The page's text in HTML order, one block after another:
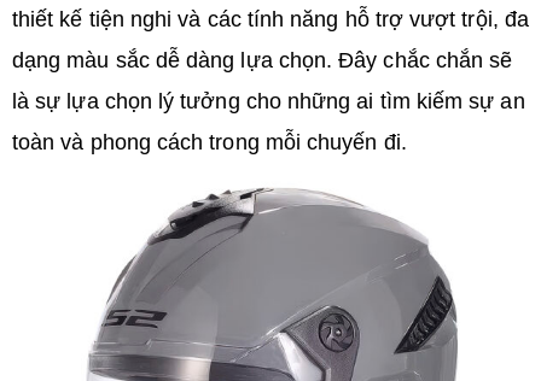
thiết kế tiện nghi và các tính năng hỗ trợ vượt trội, đa
dạng màu sắc dễ dàng lựa chọn. Đây chắc chắn sẽ
là sự lựa chọn lý tưởng cho những ai tìm kiếm sự an
toàn và phong cách trong mỗi chuyến đi.